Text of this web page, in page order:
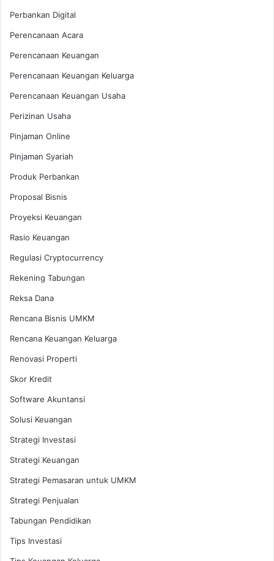
Perbankan Digital
Perencanaan Acara
Perencanaan Keuangan
Perencanaan Keuangan Keluarga
Perencanaan Keuangan Usaha
Perizinan Usaha
Pinjaman Online
Pinjaman Syariah
Produk Perbankan
Proposal Bisnis
Proyeksi Keuangan
Rasio Keuangan
Regulasi Cryptocurrency
Rekening Tabungan
Reksa Dana
Rencana Bisnis UMKM
Rencana Keuangan Keluarga
Renovasi Properti
Skor Kredit
Software Akuntansi
Solusi Keuangan
Strategi Investasi
Strategi Keuangan
Strategi Pemasaran untuk UMKM
Strategi Penjualan
Tabungan Pendidikan
Tips Investasi